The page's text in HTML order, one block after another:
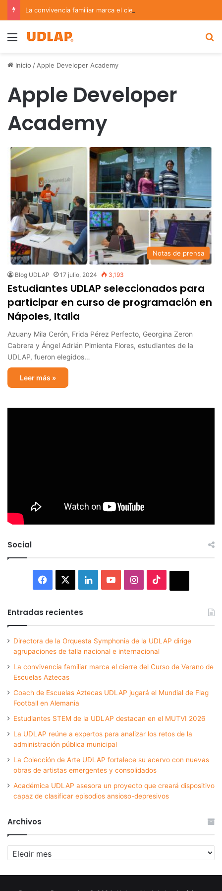
Menu
Inicio / Apple Developer Academy
Apple Developer
Academy
Notas de prensa
Blog UDLAP 17 julio, 2024 3,193
Estudiantes UDLAP seleccionados para
participar en curso de programación en
Nápoles, Italia
Azuany Mila Cerón, Frida Pérez Perfecto, Georgina Zeron
Cabrera y Ángel Adrián Pimienta Flores, estudiantes de la
UDLAP, fueron elegidos…
Leer más »
Social
Facebook LinkedInYouTubeInstagram
Entradas recientes
Directora de la Orquesta Symphonia de la UDLAP dirige
agrupaciones de talla nacional e internacional
La convivencia familiar marca el cierre del Curso de Verano de
Escuelas Aztecas
Coach de Escuelas Aztecas UDLAP jugará el Mundial de Flag
Football en Alemania
Estudiantes STEM de la UDLAP destacan en el MUTVI 2026
La UDLAP reúne a expertos para analizar los retos de la
administración pública municipal
La Colección de Arte UDLAP fortalece su acervo con nuevas
obras de artistas emergentes y consolidados
Académica UDLAP asesora un proyecto que creará dispositivo
capaz de clasificar episodios ansioso-depresivos
Archivos
Archivos